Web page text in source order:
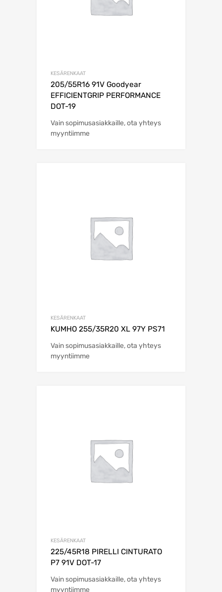
KESÄRENKAAT
205/55R16 91V Goodyear
EFFICIENTGRIP PERFORMANCE
DOT-19
Vain sopimusasiakkaille, ota yhteys
myyntiimme
KESÄRENKAAT
KUMHO 255/35R20 XL 97Y PS71
Vain sopimusasiakkaille, ota yhteys
myyntiimme
KESÄRENKAAT
225/45R18 PIRELLI CINTURATO
P7 91V DOT-17
Vain sopimusasiakkaille, ota yhteys
myyntiimme